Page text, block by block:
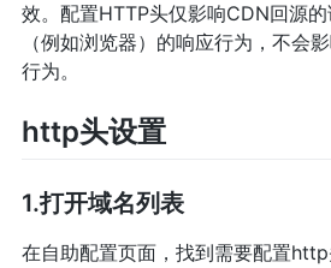
效。配置HTTP头仅影响CDN回源
（例如浏览器）的响应行为，不会
行为。
http头设置
1.打开域名列表
在自助配置页面，找到需要配置